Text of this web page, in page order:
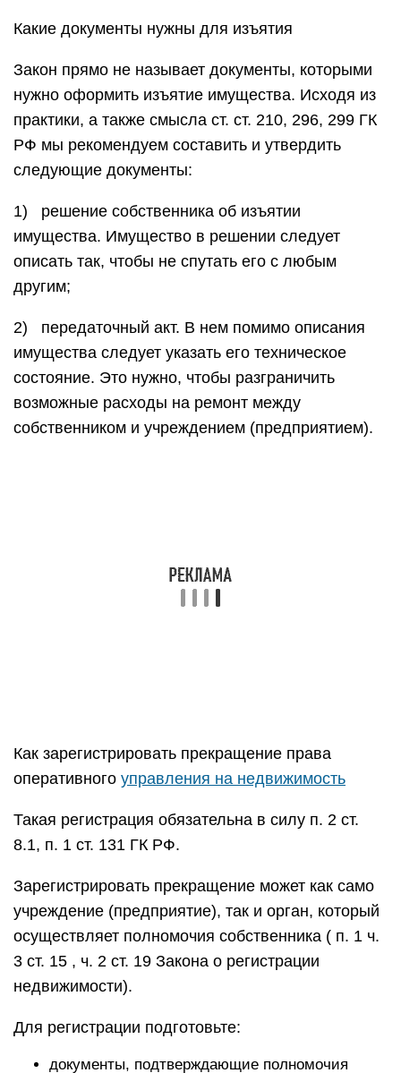
Какие документы нужны для изъятия
Закон прямо не называет документы, которыми
нужно оформить изъятие имущества. Исходя из
практики, а также смысла ст. ст. 210, 296, 299 ГК
РФ мы рекомендуем составить и утвердить
следующие документы:
1) решение собственника об изъятии
имущества. Имущество в решении следует
описать так, чтобы не спутать его с любым
другим;
2) передаточный акт. В нем помимо описания
имущества следует указать его техническое
состояние. Это нужно, чтобы разграничить
возможные расходы на ремонт между
собственником и учреждением (предприятием).
Как зарегистрировать прекращение права
оперативного управления на недвижимость
Такая регистрация обязательна в силу п. 2 ст.
8.1, п. 1 ст. 131 ГК РФ.
Зарегистрировать прекращение может как само
учреждение (предприятие), так и орган, который
осуществляет полномочия собственника ( п. 1 ч.
3 ст. 15 , ч. 2 ст. 19 Закона о регистрации
недвижимости).
Для регистрации подготовьте:
документы, подтверждающие полномочия